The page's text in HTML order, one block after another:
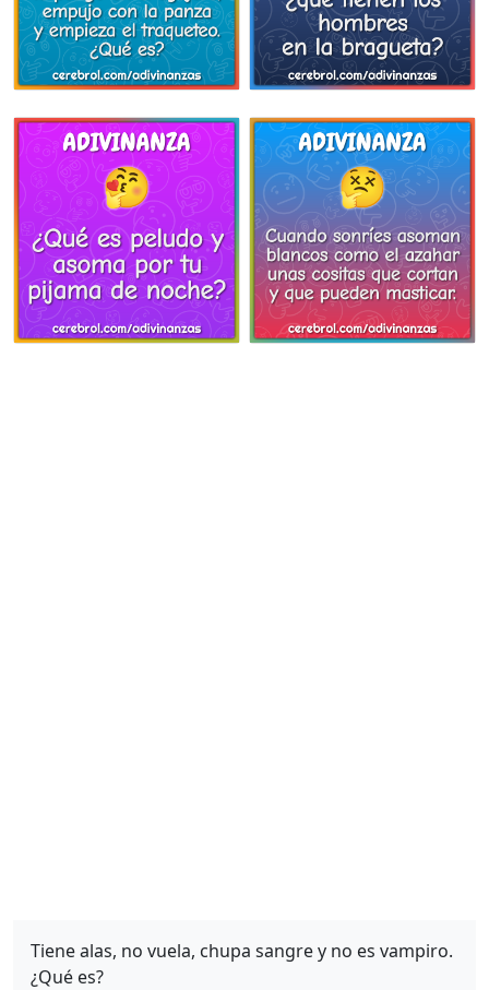
Tiene alas, no vuela, chupa sangre y no es vampiro.
¿Qué es?